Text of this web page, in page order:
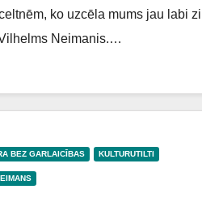
ko uzcēla mums jau labi
Neimanis.…
BEZ GARLAICĪBAS KULTURUTILTI